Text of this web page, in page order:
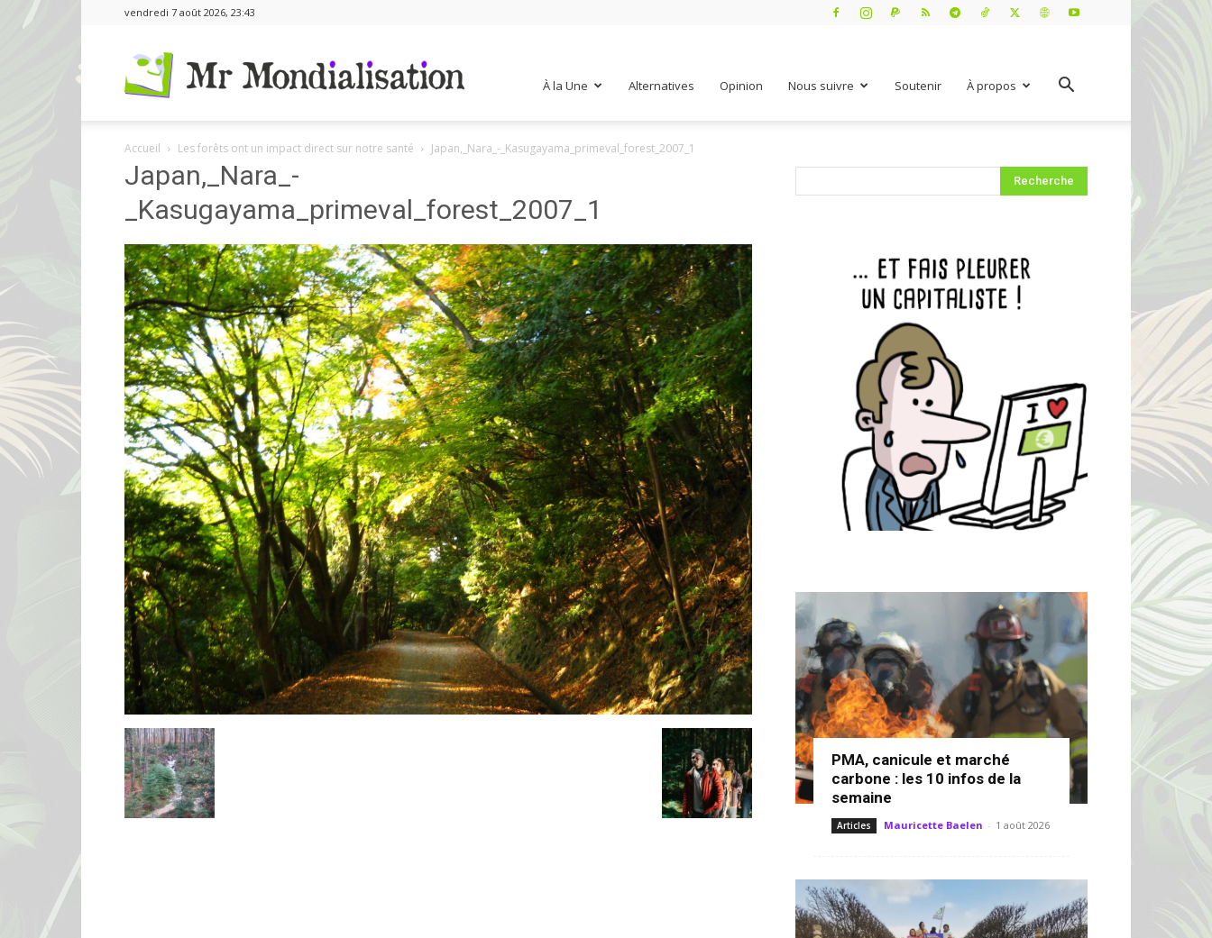
vendredi 7 août 2026, 23:43
À la Une Alternatives Opinion Nous suivre Soutenir À propos
Accueil Les forêts ont un impact direct sur notre santé Japan,_Nara_-_Kasugayama_primeval_forest_2007_1
Japan,_Nara_-
_Kasugayama_primeval_forest_2007_1
PMA, canicule et marché
carbone : les 10 infos de la
semaine
Articles Mauricette Baelen - 1 août 2026